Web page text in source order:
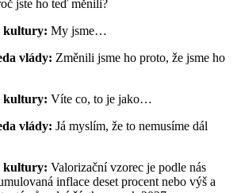
jste ho teď měnili?
kultury: My jsme…
vlády: Změnili jsme ho proto, že jsme ho
kultury: Víte co, to je jako…
vlády: Já myslím, že to nemusíme dál
kultury: Valorizační vzorec je podle nás
inflace deset procent nebo výš a